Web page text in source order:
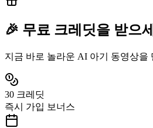
🎉 무료 크레딧을 받으
지금 바로 놀라운 AI 아기 동영상을
30 크레딧
즉시 가입 보너스